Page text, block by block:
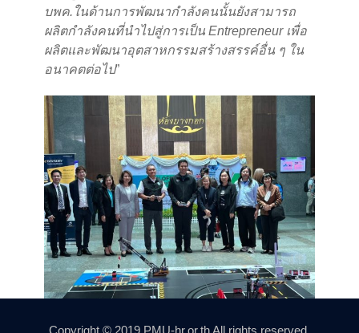
บพค.ในด้านการพัฒนากำลังคนนั้นยังสามารถ
ผลิตกำลังคนที่นำไปสู่การเป็น Entrepreneur เพื่อ
ผลิตและพัฒนาอุตสาหกรรมสร้างสรรค์อื่น ๆ ใน
อนาคตต่อไป”
Copyright © 2019 PMU-hr.or.th All rights reserved.